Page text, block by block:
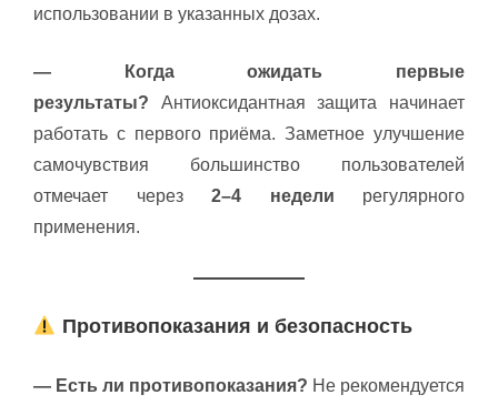
использовании в указанных дозах.
— Когда ожидать первые
результаты? Антиоксидантная защита начинает
работать с первого приёма. Заметное улучшение
самочувствия большинство пользователей
отмечает через 2–4 недели регулярного
применения.
Противопоказания и безопасность
— Есть ли противопоказания? Не рекомендуется